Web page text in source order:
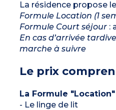
La résidence propose
Formule Location (1
Formule Court séjour:
En cas d’arrivée
marche à suivre
Le prix
La Formule "Location"
- Le linge de lit